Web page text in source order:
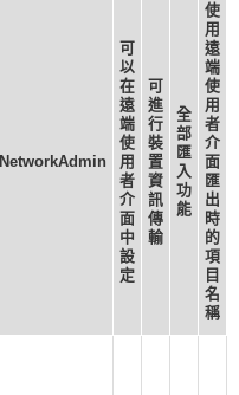
NetworkAdmin
可
以
在
遠
端
使
用
者
介
面
中
設
定
可
進
行
裝
置
資
訊
傳
輸
全
部
匯
入
功
能
使
用
遠
端
使
用
者
介
面
匯
出
時
的
項
目
名
稱